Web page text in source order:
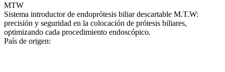
MTW
Sistema introductor de endoprótesis biliar descartable M.T.W:
precisión y seguridad en la colocación de prótesis biliares,
optimizando cada procedimiento endoscópico.
País de origen: